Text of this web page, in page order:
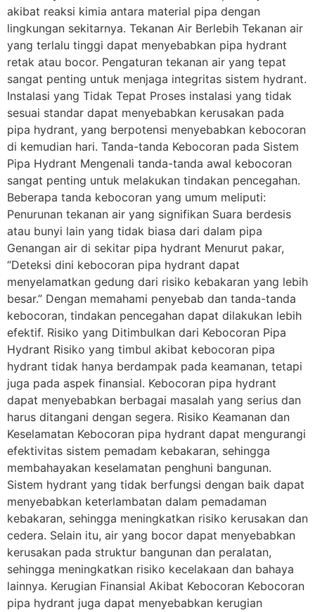
akibat reaksi kimia antara material pipa dengan
lingkungan sekitarnya. Tekanan Air Berlebih Tekanan air
yang terlalu tinggi dapat menyebabkan pipa hydrant
retak atau bocor. Pengaturan tekanan air yang tepat
sangat penting untuk menjaga integritas sistem hydrant.
Instalasi yang Tidak Tepat Proses instalasi yang tidak
sesuai standar dapat menyebabkan kerusakan pada
pipa hydrant, yang berpotensi menyebabkan kebocoran
di kemudian hari. Tanda-tanda Kebocoran pada Sistem
Pipa Hydrant Mengenali tanda-tanda awal kebocoran
sangat penting untuk melakukan tindakan pencegahan.
Beberapa tanda kebocoran yang umum meliputi:
Penurunan tekanan air yang signifikan Suara berdesis
atau bunyi lain yang tidak biasa dari dalam pipa
Genangan air di sekitar pipa hydrant Menurut pakar,
“Deteksi dini kebocoran pipa hydrant dapat
menyelamatkan gedung dari risiko kebakaran yang lebih
besar.” Dengan memahami penyebab dan tanda-tanda
kebocoran, tindakan pencegahan dapat dilakukan lebih
efektif. Risiko yang Ditimbulkan dari Kebocoran Pipa
Hydrant Risiko yang timbul akibat kebocoran pipa
hydrant tidak hanya berdampak pada keamanan, tetapi
juga pada aspek finansial. Kebocoran pipa hydrant
dapat menyebabkan berbagai masalah yang serius dan
harus ditangani dengan segera. Risiko Keamanan dan
Keselamatan Kebocoran pipa hydrant dapat mengurangi
efektivitas sistem pemadam kebakaran, sehingga
membahayakan keselamatan penghuni bangunan.
Sistem hydrant yang tidak berfungsi dengan baik dapat
menyebabkan keterlambatan dalam pemadaman
kebakaran, sehingga meningkatkan risiko kerusakan dan
cedera. Selain itu, air yang bocor dapat menyebabkan
kerusakan pada struktur bangunan dan peralatan,
sehingga meningkatkan risiko kecelakaan dan bahaya
lainnya. Kerugian Finansial Akibat Kebocoran Kebocoran
pipa hydrant juga dapat menyebabkan kerugian